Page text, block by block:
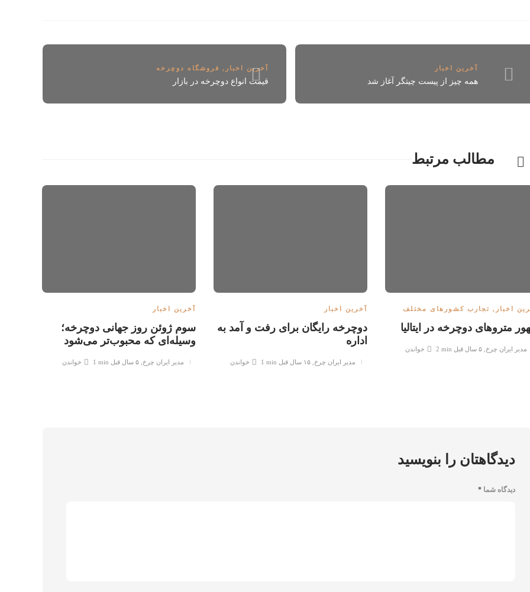
آخرین اخبار , فروشگاه دوچرخه
قیمت انواع دوچرخه در بازار
آخرین اخبار
همه چیز از پیست چیتگر آغاز شد
مطالب مرتبط
اخبار , تجارب کشورهای مختلف
متروهای دوچرخه‌ در ایتالیا
مدیر ایران چرخ ۵ سال قبل 2 min خواندن
آخرین اخبار
دوچرخه رایگان برای رفت و آمد به
اداره
مدیر ایران چرخ ۱۵ سال قبل 1 min خواندن
آخرین اخبار
سوم ژوئن روز جهانی دوچرخه؛
وسیله‌ای که محبوب‌تر می‌شود
مدیر ایران چرخ ۵ سال قبل 1 min خواندن
دیدگاهتان را بنویسید
دیدگاه شما *